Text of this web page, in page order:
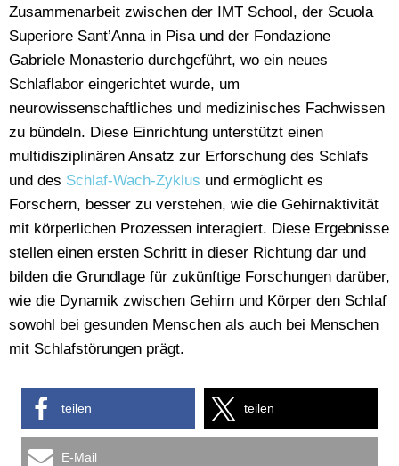
Zusammenarbeit zwischen der IMT School, der Scuola
Superiore Sant’Anna in Pisa und der Fondazione
Gabriele Monasterio durchgeführt, wo ein neues
Schlaflabor eingerichtet wurde, um
neurowissenschaftliches und medizinisches Fachwissen
zu bündeln. Diese Einrichtung unterstützt einen
multidisziplinären Ansatz zur Erforschung des Schlafs
und des Schlaf-Wach-Zyklus und ermöglicht es
Forschern, besser zu verstehen, wie die Gehirnaktivität
mit körperlichen Prozessen interagiert. Diese Ergebnisse
stellen einen ersten Schritt in dieser Richtung dar und
bilden die Grundlage für zukünftige Forschungen darüber,
wie die Dynamik zwischen Gehirn und Körper den Schlaf
sowohl bei gesunden Menschen als auch bei Menschen
mit Schlafstörungen prägt.
teilen teilen
E-Mail